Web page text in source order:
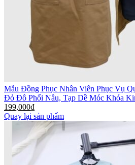
Mẫu Đồng Phục Nhân Viên Phục Vụ
Đỏ Đô Phối Nâu, Tạp Dề Móc Khóa
199,000₫
Quay lại sản phẩm